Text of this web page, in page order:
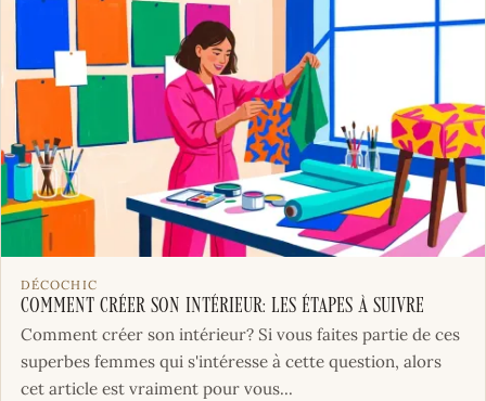
DÉCOCHIC
Comment créer son intérieur: les étapes à suivre
Comment créer son intérieur? Si vous faites partie de ces
superbes femmes qui s'intéresse à cette question, alors
cet article est vraiment pour vous...